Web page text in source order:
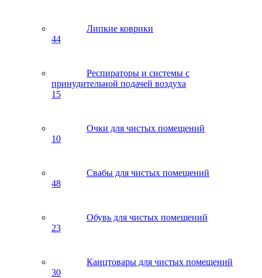
Липкие коврики
44
Респираторы и системы с
принудительной подачей воздуха
15
Очки для чистых помещений
10
Свабы для чистых помещений
48
Обувь для чистых помещений
23
Канцтовары для чистых помещений
30